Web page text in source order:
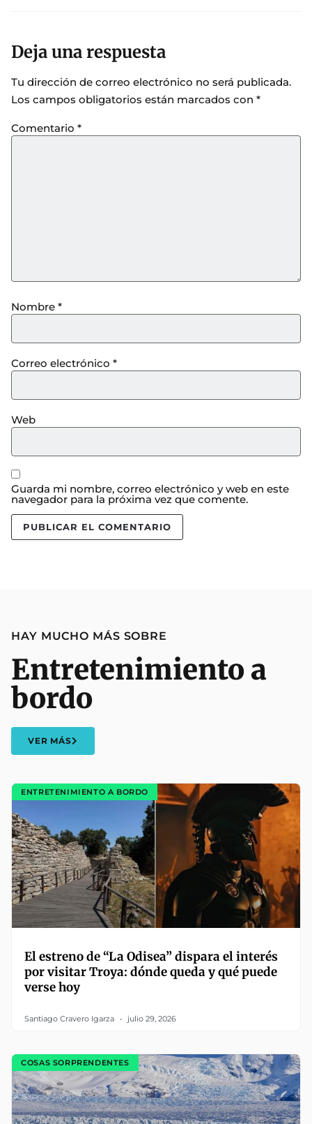
Deja una respuesta
Tu dirección de correo electrónico no será publicada.
Los campos obligatorios están marcados con *
Comentario *
Nombre *
Correo electrónico *
Web
Guarda mi nombre, correo electrónico y web en este
navegador para la próxima vez que comente.
HAY MUCHO MÁS SOBRE
Entretenimiento a
bordo
VER MÁS
ENTRETENIMIENTO A BORDO
El estreno de “La Odisea” dispara el interés
por visitar Troya: dónde queda y qué puede
verse hoy
Santiago Cravero Igarza julio 29, 2026
COSAS SORPRENDENTES